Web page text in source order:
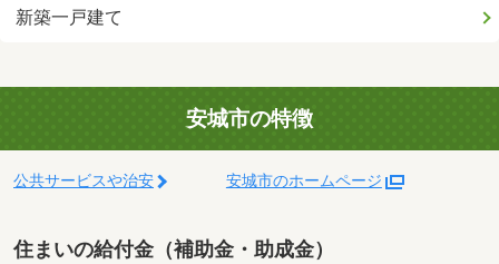
新築一戸建て
安城市の特徴
公共サービスや治安 安城市のホームページ
住まいの給付金（補助金・助成金）